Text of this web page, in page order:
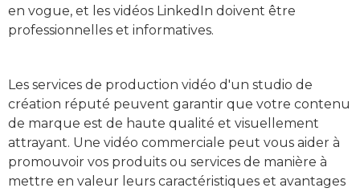
en vogue, et les vidéos LinkedIn doivent être
professionnelles et informatives.
Les services de production vidéo d'un studio de
création réputé peuvent garantir que votre contenu
de marque est de haute qualité et visuellement
attrayant. Une vidéo commerciale peut vous aider à
promouvoir vos produits ou services de manière à
mettre en valeur leurs caractéristiques et avantages